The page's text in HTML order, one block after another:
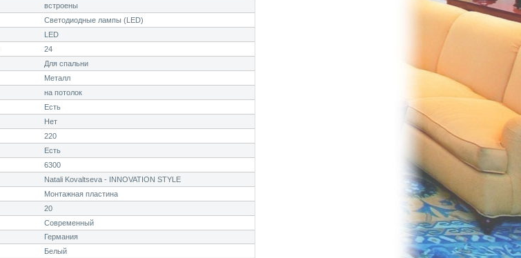
встроены
Светодиодные лампы (LED)
LED
24
Для спальни
Металл
на потолок
Есть
Нет
220
Есть
6300
Natali Kovaltseva - INNOVATION STYLE
Монтажная пластина
20
Современный
Германия
Белый